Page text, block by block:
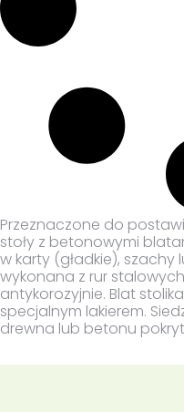
Przeznaczone do
stoły z betonowymi
w karty (gładkie), szachy
wykonana z rur
antykorozyjnie. Blat
specjalnym lakierem.
drewna lub betonu